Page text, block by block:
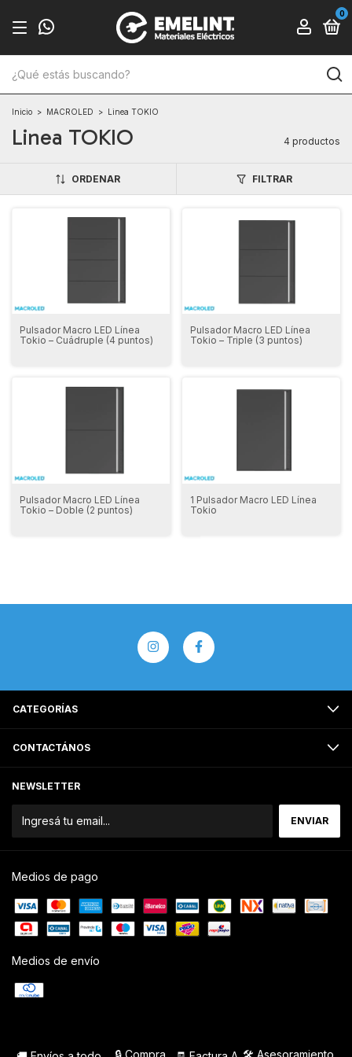
0
Inicio > MACROLED > Linea TOKIO
Linea TOKIO 4 productos
ORDENAR FILTRAR
Pulsador Macro LED Línea
Tokio – Cuádruple (4 puntos)
Pulsador Macro LED Línea
Tokio – Triple (3 puntos)
Pulsador Macro LED Línea
Tokio – Doble (2 puntos)
1 Pulsador Macro LED Línea
Tokio
CATEGORÍAS
CONTACTÁNOS
NEWSLETTER
Medios de pago
Medios de envío
🔒 Compra 🛠️ Asesoramiento